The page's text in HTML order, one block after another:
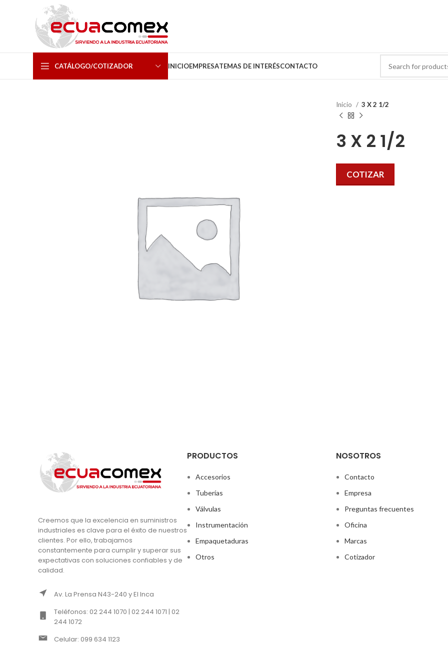
CATÁLOGO/COTIZADOR INICIOEMPRESATEMAS DE INTERÉSCONTACTO
Inicio 3 X 2 1/2
3 X 2 1/2
COTIZAR
Creemos que la excelencia en suministros
industriales es clave para el éxito de nuestros
clientes. Por ello, trabajamos
constantemente para cumplir y superar sus
expectativas con soluciones confiables y de
calidad.
Av. La Prensa N43-240 y El Inca
Teléfonos: 02 244 1070 | 02 244 1071 | 02
244 1072
Celular: 099 634 1123
PRODUCTOS
Accesorios
Tuberías
Válvulas
Instrumentación
Empaquetaduras
Otros
NOSOTROS
Contacto
Empresa
Preguntas frecuentes
Oficina
Marcas
Cotizador